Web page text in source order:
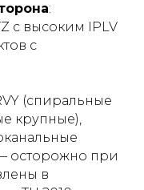
:
с высоким IPLV
с
(спиральные
крупные),
осторожно при
в